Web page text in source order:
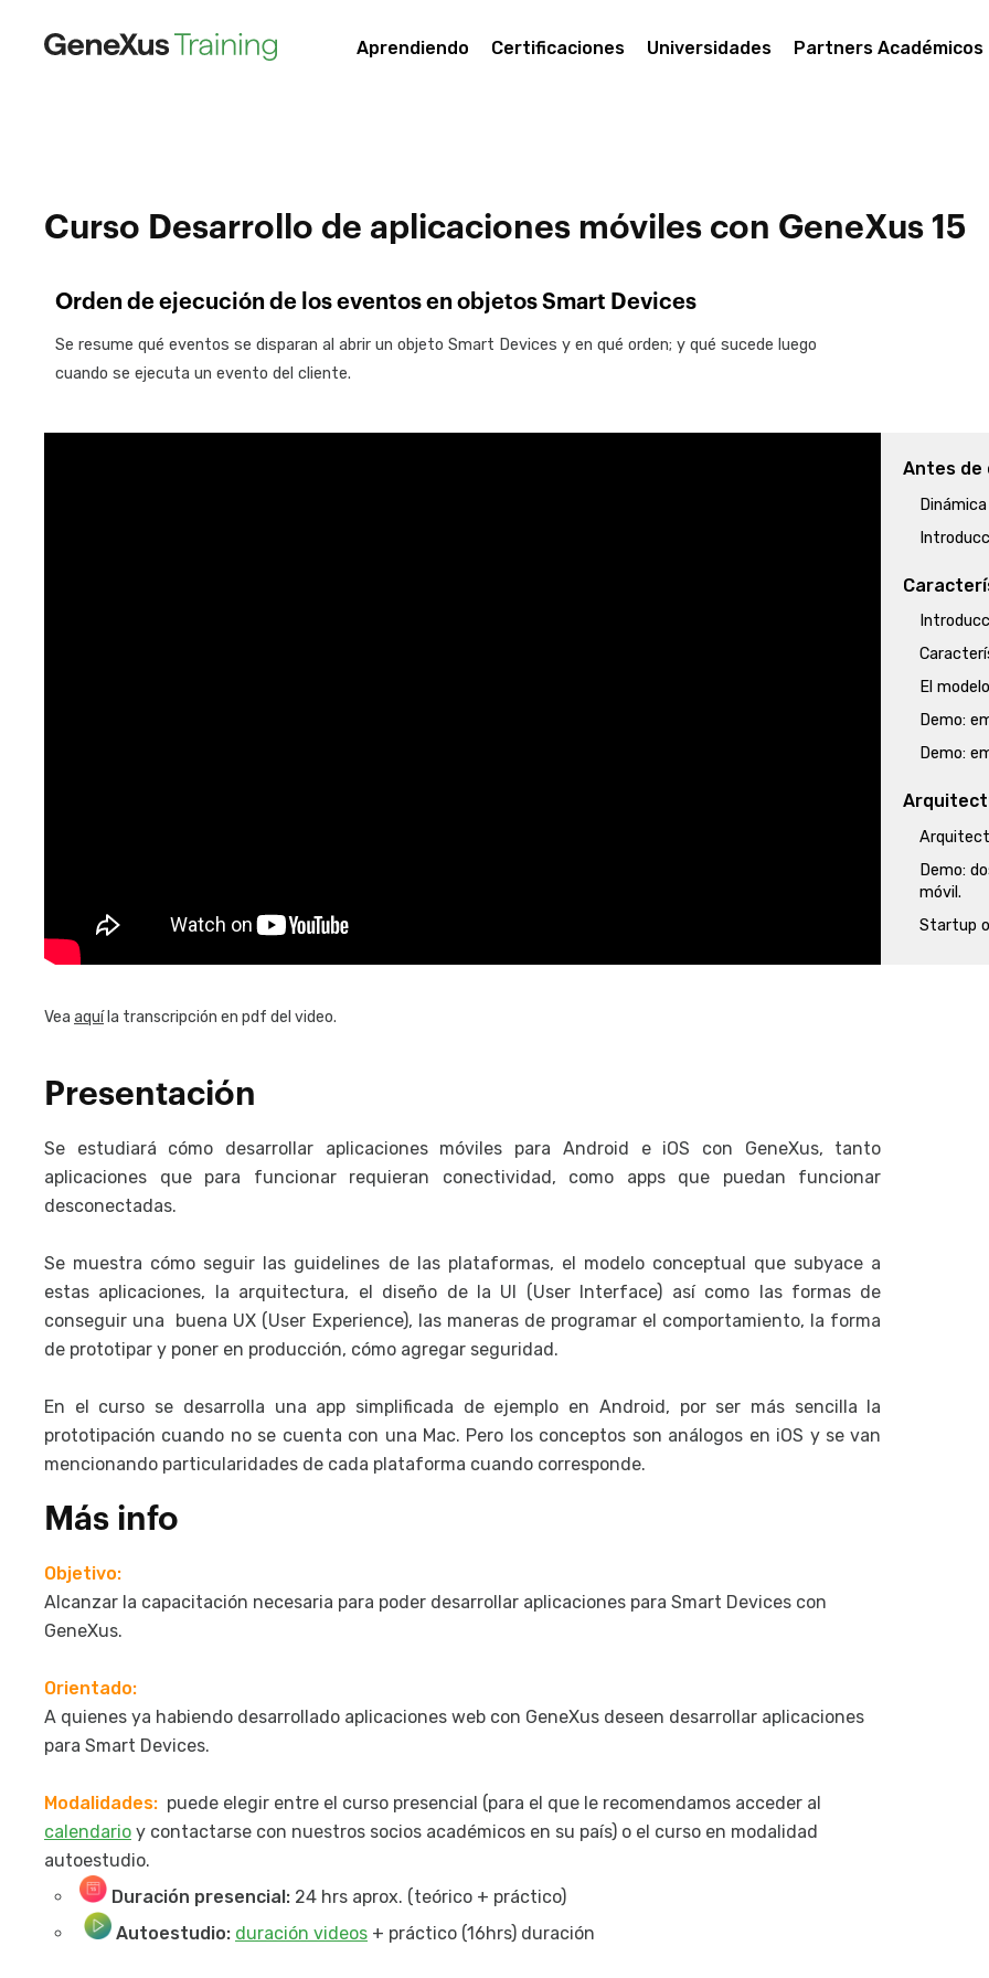
Aprendiendo Certificaciones Universidades Partners Académicos
Curso Desarrollo de aplicaciones móviles con GeneXus 15
Orden de ejecución de los eventos en objetos Smart Devices
Se resume qué eventos se disparan al abrir un objeto Smart Devices y en qué orden; y qué sucede luego
cuando se ejecuta un evento del cliente.
Vea aquíla transcripción en pdf del video.
Antes de
El
Demo:
Demo:
Demo:
móvil.
Startup
Presentación
Se estudiará cómo desarrollar aplicaciones móviles para Android e iOS con GeneXus, tanto
aplicaciones que para funcionar requieran conectividad, como apps que puedan funcionar
desconectadas.
Se muestra cómo seguir las guidelines de las plataformas, el modelo conceptual que subyace a
estas aplicaciones, la arquitectura, el diseño de la UI (User Interface) así como las formas de
conseguir una buena UX (User Experience), las maneras de programar el comportamiento, la forma
de prototipar y poner en producción, cómo agregar seguridad.
En el curso se desarrolla una app simplificada de ejemplo en Android, por ser más sencilla la
prototipación cuando no se cuenta con una Mac. Pero los conceptos son análogos en iOS y se van
mencionando particularidades de cada plataforma cuando corresponde.
Más info
Objetivo:
Alcanzar la capacitación necesaria para poder desarrollar aplicaciones para Smart Devices con
GeneXus.
Orientado:
A quienes ya habiendo desarrollado aplicaciones web con GeneXus deseen desarrollar aplicaciones
para Smart Devices.
Modalidades: puede elegir entre el curso presencial (para el que le recomendamos acceder al
calendario y contactarse con nuestros socios académicos en su país) o el curso en modalidad
autoestudio.
Duración presencial: 24 hrs aprox. (teórico + práctico)
Autoestudio: duración videos + práctico (16hrs) duración